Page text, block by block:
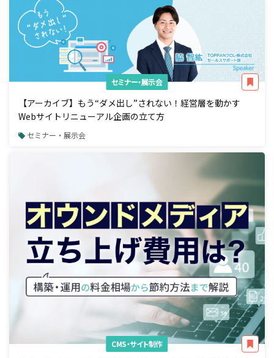
セミナー・展示会
【アーカイブ】もう“ダメ出し”されない！経営層を動かす
Webサイトリニューアル企画の立て方
セミナー・展示会
CMS・サイト制作